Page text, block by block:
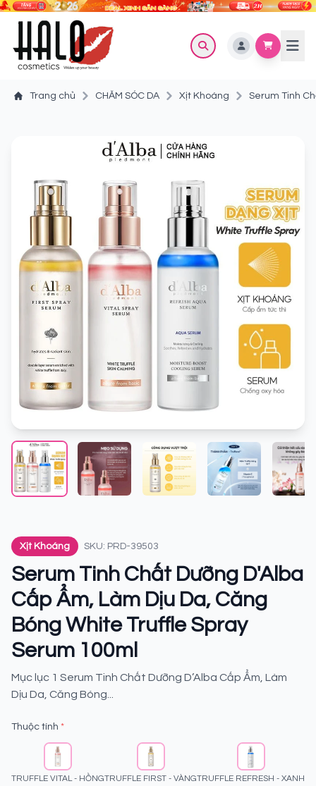
Trang chủ CHĂM SÓC DA Xịt Khoáng Serum Tinh
Xịt Khoáng SKU: PRD-39503
Serum Tinh Chất Dưỡng D'Alba
Cấp Ẩm, Làm Dịu Da, Căng
Bóng White Truffle Spray
Serum 100ml
Mục lục 1 Serum Tinh Chất Dưỡng D’Alba Cấp Ẩm, Làm
Dịu Da, Căng Bóng...
Thuộc tính *
TRUFFLE VITAL - HỒNGTRUFFLE FIRST - VÀNGTRUFFLE REFRESH - XANH